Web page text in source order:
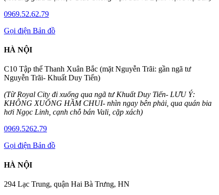
0969.52.62.79
Gọi điện Bản đồ
HÀ NỘI
C10 Tập thể Thanh Xuân Bắc (mặt Nguyễn Trãi: gần ngã tư
Nguyễn Trãi- Khuất Duy Tiến)
(Từ Royal City đi xuống qua ngã tư Khuất Duy Tiến- LƯU Ý:
KHÔNG XUỐNG HẦM CHUI- nhìn ngay bên phải, qua quán bia
hơi Ngọc Linh, cạnh chỗ bán Vali, cặp xách)
0969.5262.79
Gọi điện Bản đồ
HÀ NỘI
294 Lạc Trung, quận Hai Bà Trưng, HN